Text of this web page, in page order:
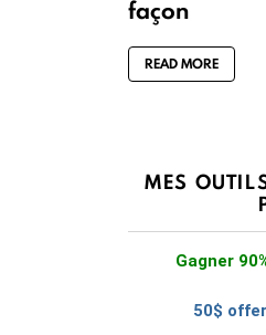
façon
READ MORE
MES
Gagner
50$